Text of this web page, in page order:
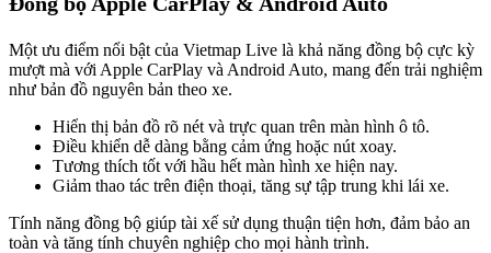
Một ưu điểm nổi bật của Vietmap Live là khả năng đồng bộ cực kỳ
mượt mà với Apple CarPlay và Android Auto, mang đến trải nghiệm
như bản đồ nguyên bản theo xe.
Hiển thị bản đồ rõ nét và trực quan trên màn hình ô tô.
Điều khiển dễ dàng bằng cảm ứng hoặc nút xoay.
Tương thích tốt với hầu hết màn hình xe hiện nay.
Giảm thao tác trên điện thoại, tăng sự tập trung khi lái xe.
Tính năng đồng bộ giúp tài xế sử dụng thuận tiện hơn, đảm bảo an
toàn và tăng tính chuyên nghiệp cho mọi hành trình.